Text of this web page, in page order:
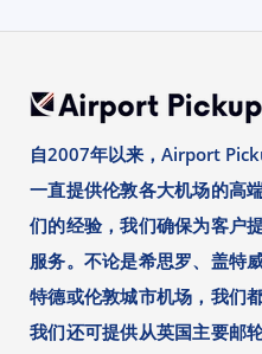
自2007年以来，Airport
一直提供伦敦各大机场的高
们的经验，我们确保为客户
服务。不论是希思罗、盖特
特德或伦敦城市机场，我们
我们还可提供从英国主要邮